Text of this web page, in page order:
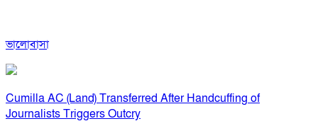
ভালোবাসা
Cumilla AC (Land) Transferred After Handcuffing of
Journalists Triggers Outcry